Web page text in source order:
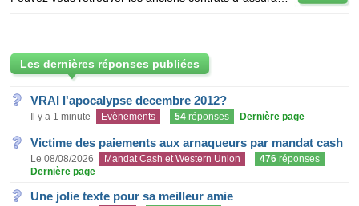
Les dernières réponses publiées
VRAI l'apocalypse decembre 2012?
Il y a 1 minute Evènements 54 réponses Dernière page
Victime des paiements aux arnaqueurs par mandat cash
Le 08/08/2026 Mandat Cash et Western Union 476 réponses
Dernière page
Une jolie texte pour sa meilleur amie